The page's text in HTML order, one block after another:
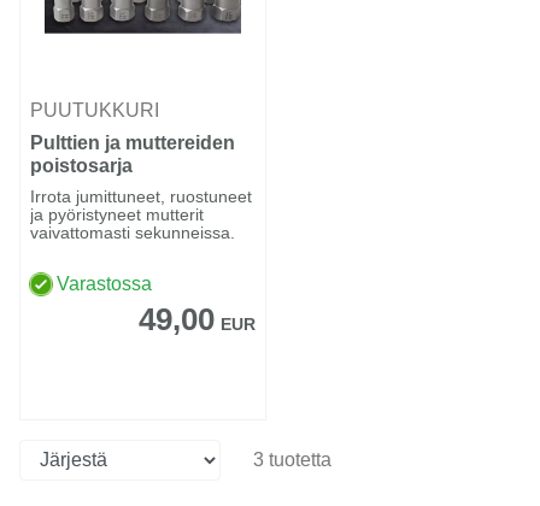
PUUTUKKURI
Pulttien ja muttereiden
poistosarja
Irrota jumittuneet, ruostuneet
ja pyöristyneet mutterit
vaivattomasti sekunneissa.
Varastossa
49,00 EUR
3 tuotetta